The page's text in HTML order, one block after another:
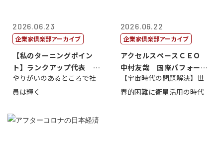
2026.06.23
企業家倶楽部アーカイブ
【私のターニングポイン
ト】ランクアップ代表 岩
崎裕美子
やりがいのあるところで社
員は輝く
2026.06.22
企業家倶楽部アーカイブ
アクセルスペースＣＥＯ
中村友哉 国際パフォーマ
ンス研究所代...
【宇宙時代の問題解決】世
界的困難に衛星活用の時代